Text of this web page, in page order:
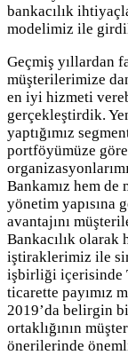
bankacılık
modelimiz ile
Geçmiş yıllardan
müşterilerimize
en iyi hizmeti
gerçekleştirdik.
yaptığımız
portföyümüze
Bankamız hem
yönetim
avantajını
Bankacılık olarak
iştiraklerimiz ile
işbirliği içerisinde
ticarette payımız
2019’da belirgin
ortaklığının
önerilerinde